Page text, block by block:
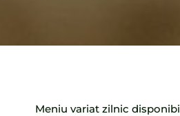
Meniu variat zilnic